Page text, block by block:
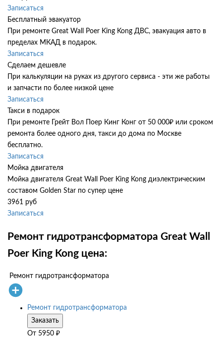
Записаться
Бесплатный эвакуатор
При ремонте Great Wall Poer King Kong ДВС, эвакуация авто в
пределах МКАД в подарок.
Записаться
Сделаем дешевле
При калькуляции на руках из другого сервиса - эти же работы
и запчасти по более низкой цене
Записаться
Такси в подарок
При ремонте Грейт Вол Поер Кинг Конг от 50 000₽ или сроком
ремонта более одного дня, такси до дома по Москве
бесплатно.
Записаться
Мойка двигателя
Мойка двигателя Great Wall Poer King Kong диэлектрическим
составом Golden Star по супер цене
3961 руб
Записаться
Ремонт гидротрансформатора Great Wall
Poer King Kong цена:
Ремонт гидротрансформатора
Ремонт гидротрансформатора
Заказать
От 5950 ₽